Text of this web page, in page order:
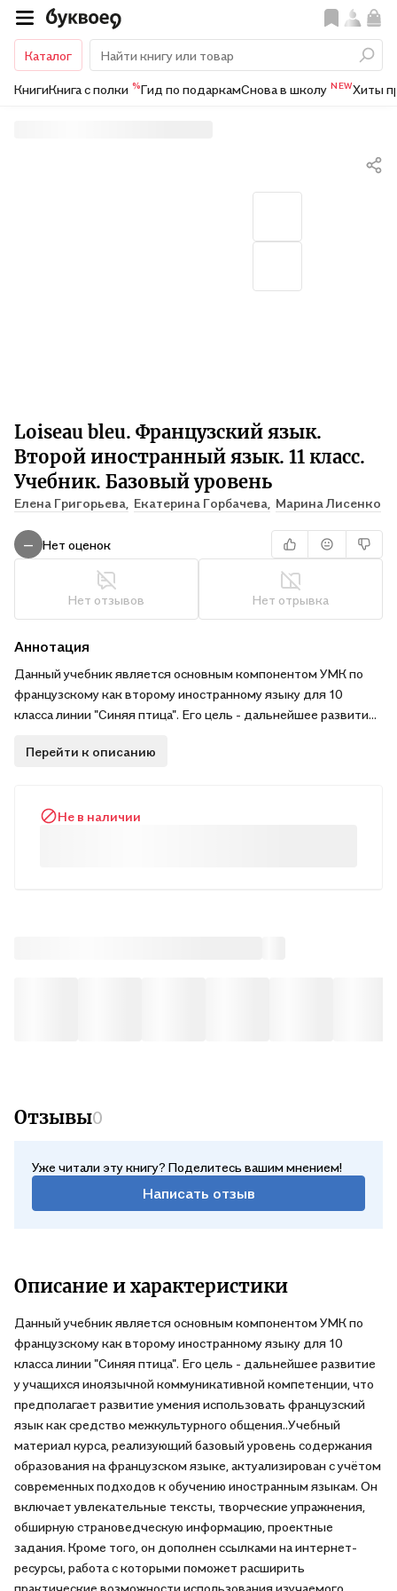
Каталог
КнигиКнига с полки %Гид по подаркамСнова в школу NEWХиты
Loiseau bleu. Французский язык.
Второй иностранный язык. 11 класс.
Учебник. Базовый уровень
Елена Григорьева, Екатерина Горбачева, Марина Лисенко
— Нет оценок
Нет отзывов Нет отрывка
Аннотация
Данный учебник является основным компонентом УМК по
французскому как второму иностранному языку для 10
класса линии "Синяя птица". Его цель - дальнейшее развитие
предполагает развитие умения использовать французский
образования на французском языке, актуализирован с учётом
Перейти к описанию
Не в наличии
Отзывы0
Уже читали эту книгу? Поделитесь вашим мнением!
Написать отзыв
Описание и характеристики
Данный учебник является основным компонентом УМК по
французскому как второму иностранному языку для 10
класса линии "Синяя птица". Его цель - дальнейшее развитие
у учащихся иноязычной коммуникативной компетенции, что
предполагает развитие умения использовать французский
язык как средство межкультурного общения..Учебный
материал курса, реализующий базовый уровень содержания
образования на французском языке, актуализирован с учётом
современных подходов к обучению иностранным языкам. Он
включает увлекательные тексты, творческие упражнения,
обширную страноведческую информацию, проектные
задания. Кроме того, он дополнен ссылками на интернет-
ресурсы, работа с которыми поможет расширить
практические возможности использования изучаемого